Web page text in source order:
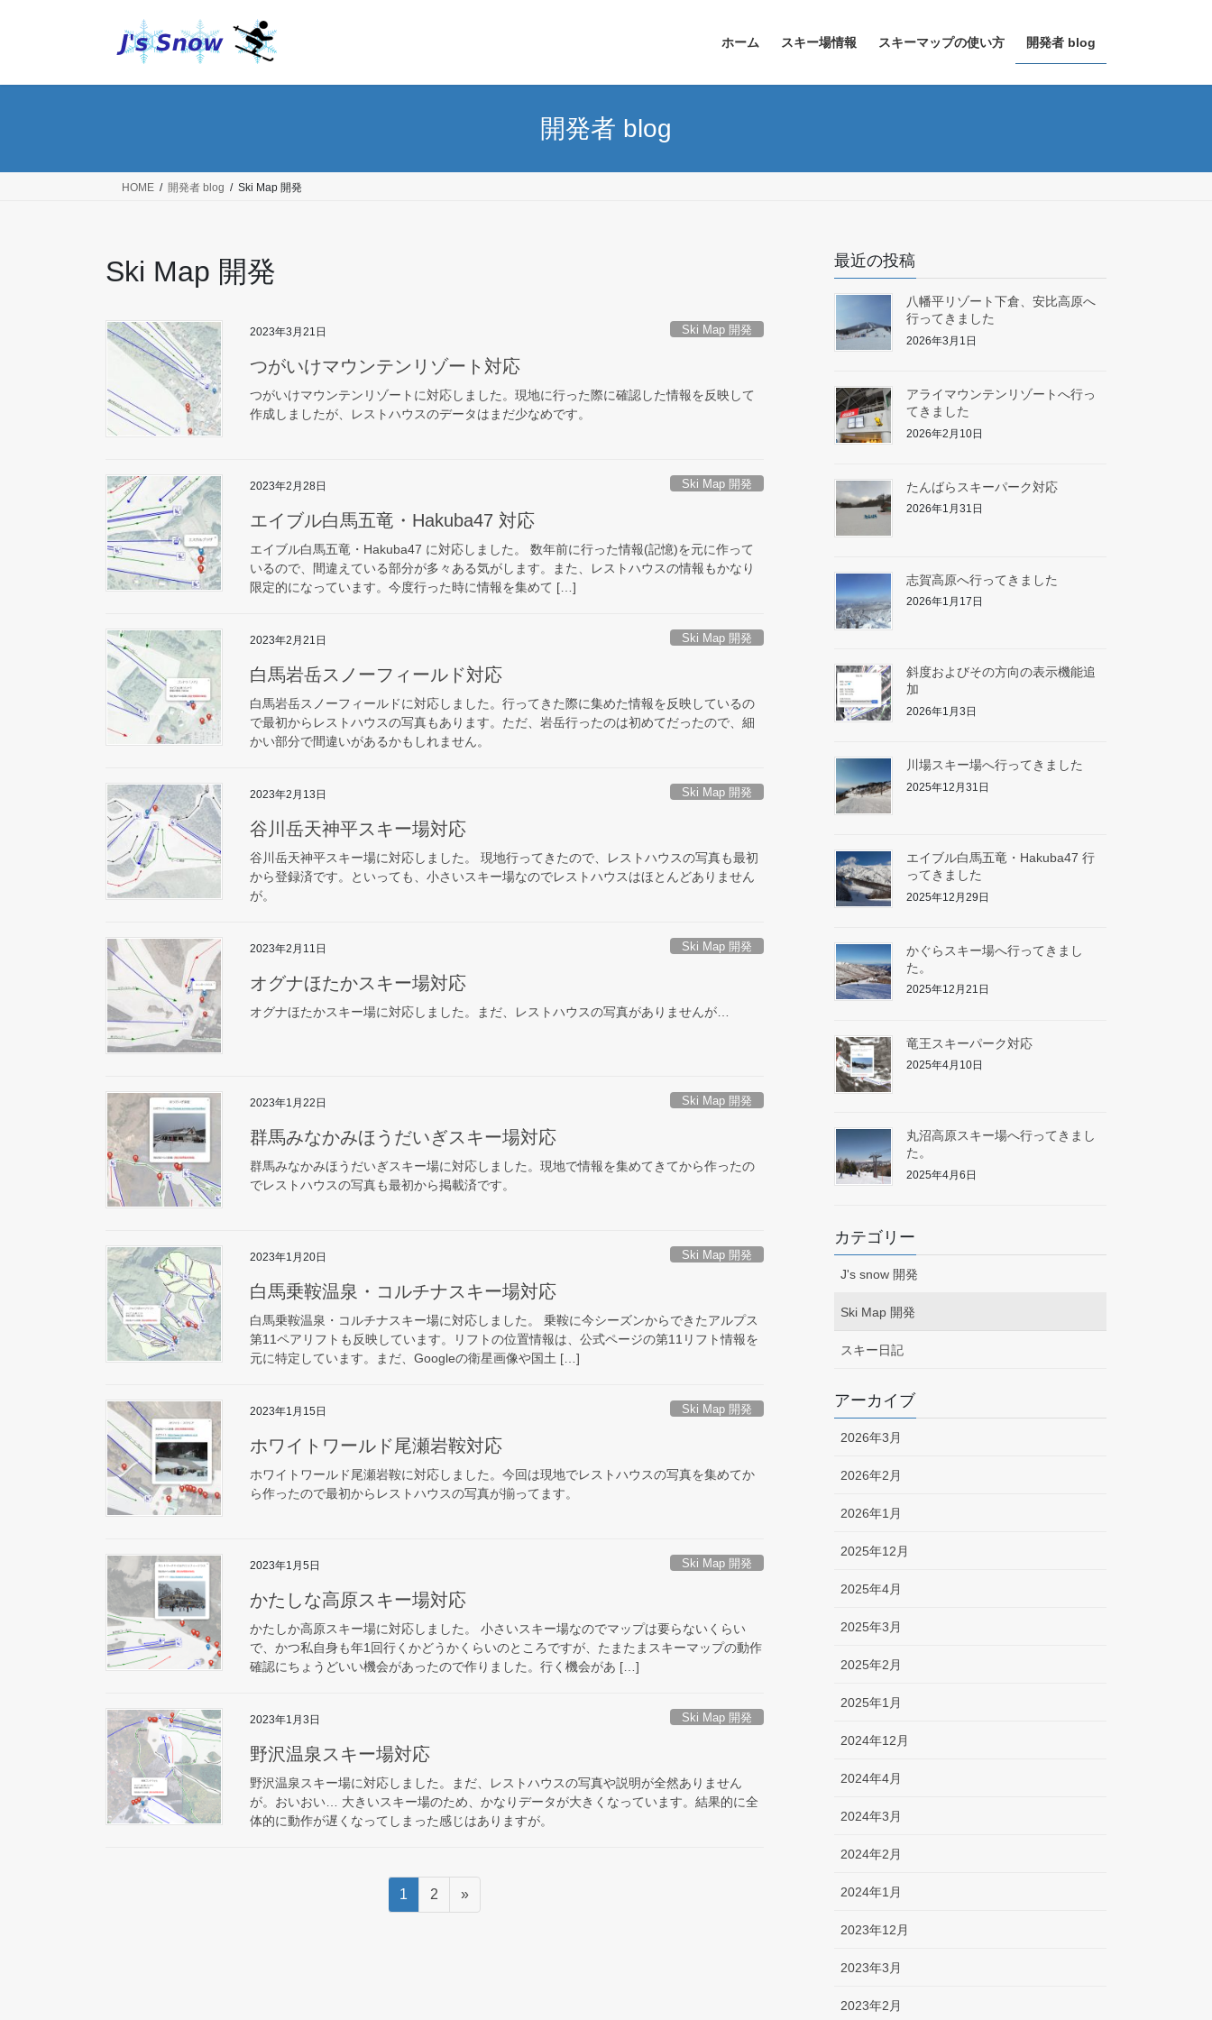
ホーム スキー場情報 スキーマップの使い方 開発者 blog
開発者 blog
HOME 開発者 blog Ski Map 開発
Ski Map 開発
2023年3月21日 Ski Map 開発
つがいけマウンテンリゾート対応
つがいけマウンテンリゾートに対応しました。現地に行った際に確認した情報を反映して
作成しましたが、レストハウスのデータはまだ少なめです。
2023年2月28日 Ski Map 開発
エイブル白馬五竜・Hakuba47 対応
エイブル白馬五竜・Hakuba47 に対応しました。 数年前に行った情報(記憶)を元に作って
いるので、間違えている部分が多々ある気がします。また、レストハウスの情報もかなり
限定的になっています。今度行った時に情報を集めて […]
2023年2月21日 Ski Map 開発
白馬岩岳スノーフィールド対応
白馬岩岳スノーフィールドに対応しました。行ってきた際に集めた情報を反映しているの
で最初からレストハウスの写真もあります。ただ、岩岳行ったのは初めてだったので、細
かい部分で間違いがあるかもしれません。
2023年2月13日 Ski Map 開発
谷川岳天神平スキー場対応
谷川岳天神平スキー場に対応しました。 現地行ってきたので、レストハウスの写真も最初
から登録済です。といっても、小さいスキー場なのでレストハウスはほとんどありません
が。
2023年2月11日 Ski Map 開発
オグナほたかスキー場対応
オグナほたかスキー場に対応しました。まだ、レストハウスの写真がありませんが…
2023年1月22日 Ski Map 開発
群馬みなかみほうだいぎスキー場対応
群馬みなかみほうだいぎスキー場に対応しました。現地で情報を集めてきてから作ったの
でレストハウスの写真も最初から掲載済です。
2023年1月20日 Ski Map 開発
白馬乗鞍温泉・コルチナスキー場対応
白馬乗鞍温泉・コルチナスキー場に対応しました。 乗鞍に今シーズンからできたアルプス
第11ペアリフトも反映しています。リフトの位置情報は、公式ページの第11リフト情報を
元に特定しています。まだ、Googleの衛星画像や国土 […]
2023年1月15日 Ski Map 開発
ホワイトワールド尾瀬岩鞍対応
ホワイトワールド尾瀬岩鞍に対応しました。今回は現地でレストハウスの写真を集めてか
ら作ったので最初からレストハウスの写真が揃ってます。
2023年1月5日 Ski Map 開発
かたしな高原スキー場対応
かたしか高原スキー場に対応しました。 小さいスキー場なのでマップは要らないくらい
で、かつ私自身も年1回行くかどうかくらいのところですが、たまたまスキーマップの動作
確認にちょうどいい機会があったので作りました。行く機会があ […]
2023年1月3日 Ski Map 開発
野沢温泉スキー場対応
野沢温泉スキー場に対応しました。まだ、レストハウスの写真や説明が全然ありません
が。おいおい… 大きいスキー場のため、かなりデータが大きくなっています。結果的に全
体的に動作が遅くなってしまった感じはありますが。
固
定
1
固
定
2 »
最近の投稿
八幡平リゾート下倉、安比高原へ
行ってきました
2026年3月1日
アライマウンテンリゾートへ行っ
てきました
2026年2月10日
たんばらスキーパーク対応
2026年1月31日
志賀高原へ行ってきました
2026年1月17日
斜度およびその方向の表示機能追
加
2026年1月3日
川場スキー場へ行ってきました
2025年12月31日
エイブル白馬五竜・Hakuba47 行
ってきました
2025年12月29日
かぐらスキー場へ行ってきまし
た。
2025年12月21日
竜王スキーパーク対応
2025年4月10日
丸沼高原スキー場へ行ってきまし
た。
2025年4月6日
カテゴリー
J's snow 開発
Ski Map 開発
スキー日記
アーカイブ
2026年3月
2026年2月
2026年1月
2025年12月
2025年4月
2025年3月
2025年2月
2025年1月
2024年12月
2024年4月
2024年3月
2024年2月
2024年1月
2023年12月
2023年3月
2023年2月